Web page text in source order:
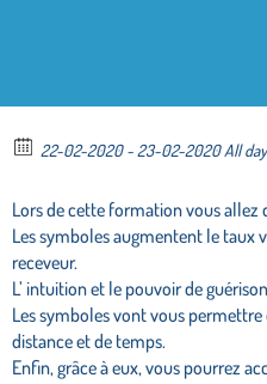
Formation 2
22-02-2020 - 23-02-2020 All day
Lors de cette formation vous allez
Les symboles augmentent le taux
receveur.
L’ intuition et le pouvoir de
Les symboles vont vous
distance et de temps.
Enfin, grâce à eux, vous pourrez